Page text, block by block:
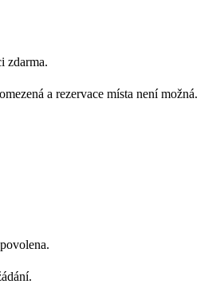
zdarma.
a rezervace místa není možná.